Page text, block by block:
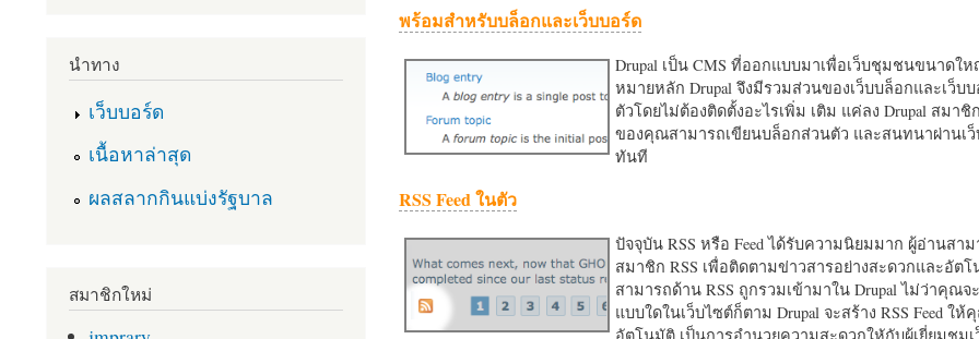
พร้อมสำหรับบล็อกและเว็บบอร์ด
Drupal เป็น CMS ที่ออกแบบมาเพื่อเว็บชุมชนขนาดให
หมายหลัก Drupal จึงมีรวมส่วนของเว็บบล็อกและเว็บ
ตัวโดยไม่ต้องติดตั้งอะไรเพิ่ม เติม แค่ลง Drupal สมาชิ
ของคุณสามารถเขียนบล็อกส่วนตัว และสนทนาผ่านเว็
ทันที
RSS Feed ในตัว
ปัจจุบัน RSS หรือ Feed ได้รับความนิยมมาก ผู้อ่านสา
สมาชิก RSS เพื่อติดตามข่าวสารอย่างสะดวกและอัต
สามารถด้าน RSS ถูกรวมเข้ามาใน Drupal ไม่ว่าคุณจ
แบบใดในเว็บไซต์ก็ตาม Drupal จะสร้าง RSS Feed ให้
อัตโนมัติ เป็นการอำนวยความสะดวกใหักับผู้เยี่ยมชม
นำทาง
เว็บบอร์ด
เนื้อหาล่าสุด
ผลสลากกินแบ่งรัฐบาล
สมาชิกใหม่